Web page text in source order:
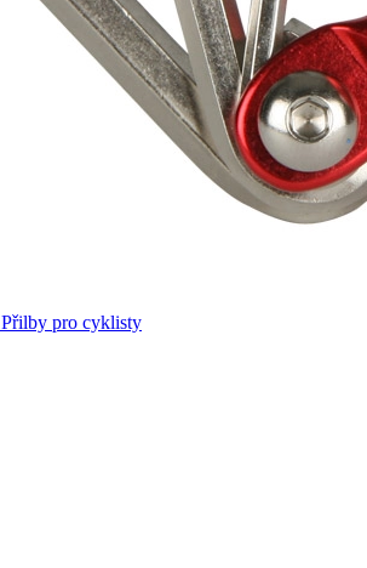
Přilby pro cyklisty